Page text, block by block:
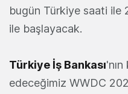
bugün Türkiye saati ile
ile başlayacak.
Türkiye İş Bankası
edeceğimiz WWDC